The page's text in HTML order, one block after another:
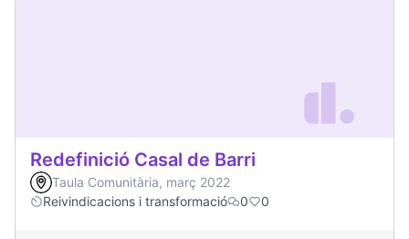
Redefinició Casal de Barri
Taula Comunitària, març 2022
Reivindicacions i transformació
0 0